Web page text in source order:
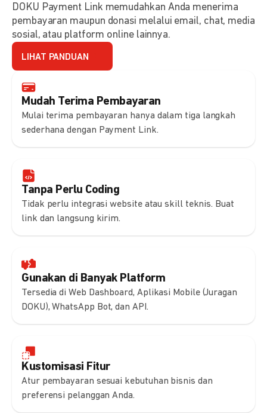
Mudah Terima Pembayaran
Mulai terima pembayaran hanya dalam tiga langkah
sederhana dengan Payment Link.
Tanpa Perlu Coding
Tidak perlu integrasi website atau skill teknis. Buat
link dan langsung kirim.
Gunakan di Banyak Platform
Tersedia di Web Dashboard, Aplikasi Mobile (Juragan
DOKU), WhatsApp Bot, dan API.
Kustomisasi Fitur
Atur pembayaran sesuai kebutuhan bisnis dan
preferensi pelanggan Anda.
DOKU Payment Link memudahkan Anda menerima
pembayaran maupun donasi melalui email, chat, media
sosial, atau platform online lainnya.
LIHAT PANDUAN